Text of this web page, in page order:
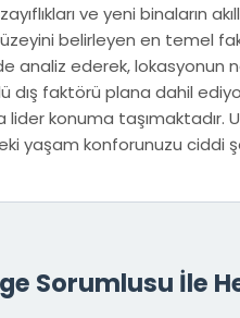
ve yeni binaların
belirleyen en temel
analiz ederek, lokasyonun
faktörü plana dahil
lider konuma taşımaktadır.
yaşam konforunuzu ciddi
Sorumlusu İle